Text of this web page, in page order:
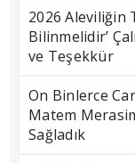
2026 Aleviliğin
Bilinmelidir’
ve Teşekkür
On Binlerce
Matem
Sağladık